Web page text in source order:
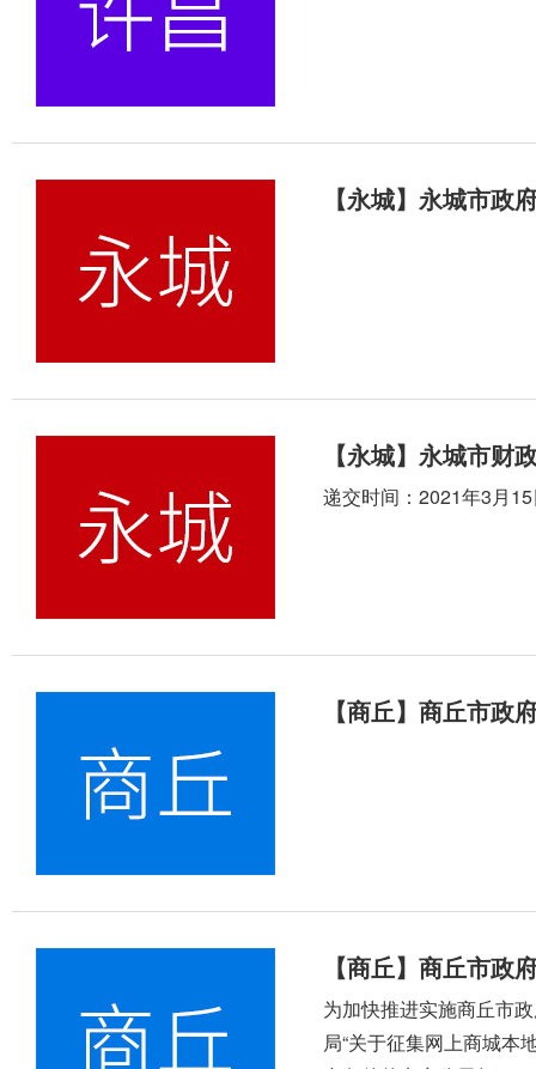
【永城】永城市政
【永城】永城市财
递交时间：2021年3月
【商丘】商丘市政
【商丘】商丘市政
为加快推进实施商丘市
局“关于征集网上商城本